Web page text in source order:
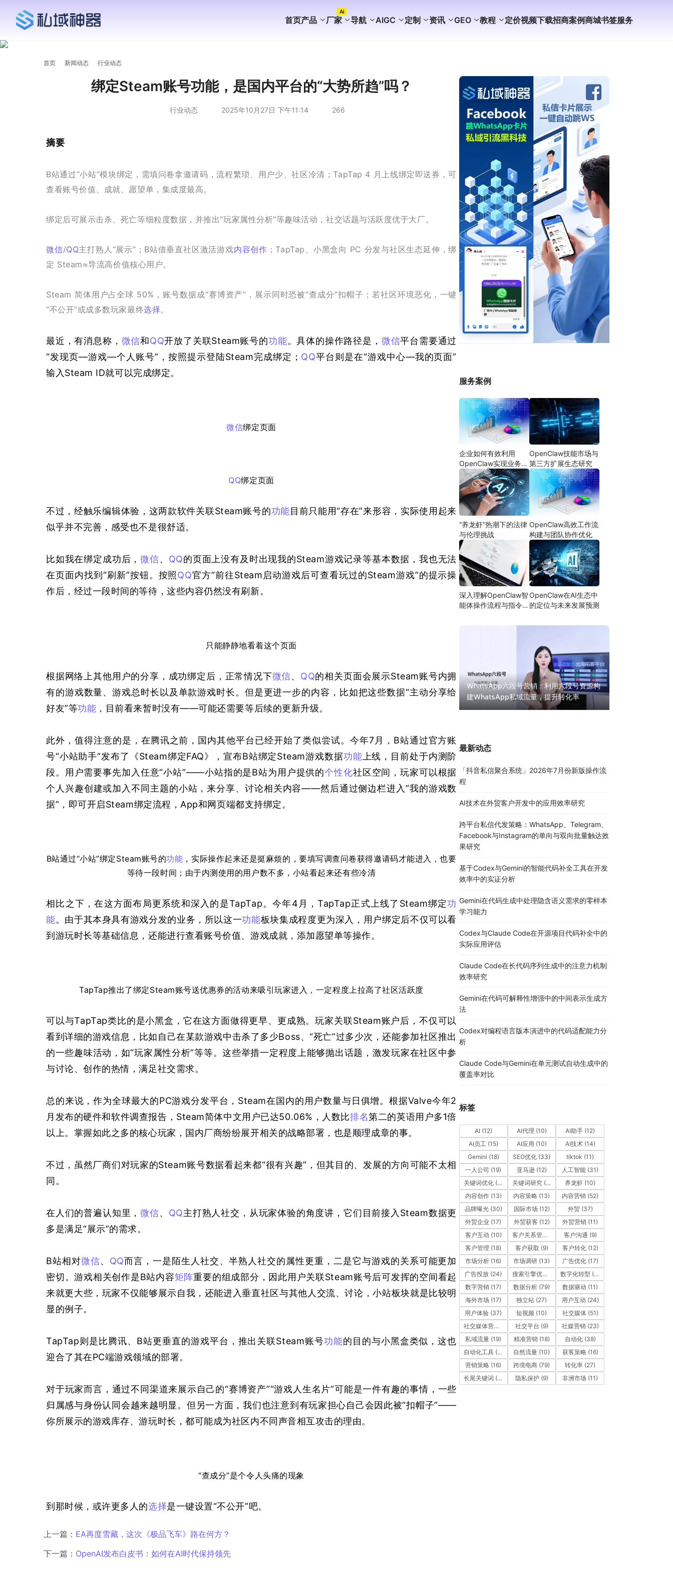
首页产品 厂家
Ai
导航 AIGC 定制 资讯 GEO 教程 定价视频下载招商案例商城书签服务
首页 新闻动态 行业动态
绑定Steam账号功能，是国内平台的“大势所趋”吗？
行业动态 2025年10月27日 下午11:14 266
摘要
B站通过“小站”模块绑定，需填问卷拿邀请码，流程繁琐、用户少、社区冷清；TapTap 4 月上线绑定即送券，可
查看账号价值、成就、愿望单，集成度最高。
绑定后可展示击杀、死亡等细粒度数据，并推出“玩家属性分析”等趣味活动，社交话题与活跃度优于大厂。
微信/QQ主打熟人“展示”；B站借垂直社区激活游戏内容创作 ；TapTap、小黑盒向 PC 分发与社区生态延伸，绑
定 Steam≈导流高价值核心用户。
Steam 简体用户占全球 50%，账号数据成“赛博资产”，展示同时恐被“查成分”扣帽子；若社区环境恶化，一键
“不公开”或成多数玩家最终选择。
最近，有消息称， 微信和QQ开放了关联Steam账号的功能。具体的操作路径是， 微信平台需要通过
“发现页—游戏—个人账号”，按照提示登陆Steam完成绑定； QQ平台则是在“游戏中心—我的页面”
输入Steam ID就可以完成绑定。
微信绑定页面
QQ绑定页面
不过，经触乐编辑体验，这两款软件关联Steam账号的功能目前只能用“存在”来形容，实际使用起来
似乎并不完善，感受也不是很舒适。
比如我在绑定成功后，微信、 QQ的页面上没有及时出现我的Steam游戏记录等基本数据，我也无法
在页面内找到“刷新”按钮。按照QQ官方“前往Steam启动游戏后可查看玩过的Steam游戏”的提示操
作后，经过一段时间的等待，这些内容仍然没有刷新。
只能静静地看着这个页面
根据网络上其他用户的分享，成功绑定后，正常情况下微信、 QQ的相关页面会展示Steam账号内拥
有的游戏数量、游戏总时长以及单款游戏时长。但是更进一步的内容，比如把这些数据“主动分享给
好友”等功能 ，目前看来暂时没有——可能还需要等后续的更新升级。
此外，值得注意的是，在腾讯之前，国内其他平台已经开始了类似尝试。今年7月，B站通过官方账
号“小站助手”发布了《Steam绑定FAQ》，宣布B站绑定Steam游戏数据功能 上线，目前处于内测阶
段。用户需要事先加入任意“小站”——小站指的是B站为用户提供的个性化社区空间，玩家可以根据
个人兴趣创建或加入不同主题的小站，来分享、讨论相关内容——然后通过侧边栏进入“我的游戏数
据”，即可开启Steam绑定流程，App和网页端都支持绑定。
B站通过“小站”绑定Steam账号的功能 ，实际操作起来还是挺麻烦的，要填写调查问卷获得邀请码才能进入，也要
等待一段时间；由于内测使用的用户数不多，小站看起来还有些冷清
相比之下，在这方面布局更系统和深入的是TapTap。今年4月，TapTap正式上线了Steam绑定功
能。由于其本身具有游戏分发的业务，所以这一功能板块集成程度更为深入，用户绑定后不仅可以看
到游玩时长等基础信息，还能进行查看账号价值、游戏成就，添加愿望单等操作。
TapTap推出了绑定Steam账号送优惠券的活动来吸引玩家进入，一定程度上拉高了社区活跃度
可以与TapTap类比的是小黑盒，它在这方面做得更早、更成熟。玩家关联Steam账户后，不仅可以
看到详细的游戏信息，比如自己在某款游戏中击杀了多少Boss、“死亡”过多少次，还能参加社区推出
的一些趣味活动，如“玩家属性分析”等等。这些举措一定程度上能够抛出话题，激发玩家在社区中参
与讨论、创作的热情，满足社交需求。
总的来说，作为全球最大的PC游戏分发平台，Steam在国内的用户数量与日俱增。根据Valve今年2
月发布的硬件和软件调查报告，Steam简体中文用户已达50.06%，人数比排名第二的英语用户多1倍
以上。掌握如此之多的核心玩家，国内厂商纷纷展开相关的战略部署，也是顺理成章的事。
不过，虽然厂商们对玩家的Steam账号数据看起来都“很有兴趣”，但其目的、发展的方向可能不太相
同。
在人们的普遍认知里，微信、 QQ主打熟人社交，从玩家体验的角度讲，它们目前接入Steam数据更
多是满足“展示”的需求。
B站相对微信、 QQ而言，一是陌生人社交、半熟人社交的属性更重，二是它与游戏的关系可能更加
密切。游戏相关创作是B站内容矩阵重要的组成部分，因此用户关联Steam账号后可发挥的空间看起
来就更大些，玩家不仅能够展示自我，还能进入垂直社区与其他人交流、讨论，小站板块就是比较明
显的例子。
TapTap则是比腾讯、B站更垂直的游戏平台，推出关联Steam账号功能的目的与小黑盒类似，这也
迎合了其在PC端游戏领域的部署。
对于玩家而言，通过不同渠道来展示自己的“赛博资产”“游戏人生名片”可能是一件有趣的事情，一些
归属感与身份认同会越来越明显。但另一方面，我们也注意到有玩家担心自己会因此被“扣帽子”——
你所展示的游戏库存、游玩时长，都可能成为社区内不同声音相互攻击的理由。
“查成分”是个令人头痛的现象
到那时候，或许更多人的选择是一键设置“不公开”吧。
上一篇： EA再度雪藏，这次《极品飞车》路在何方？
下一篇： OpenAI发布白皮书：如何在AI时代保持领先
服务案例
企业如何有效利用
OpenClaw实现业务自
动化
OpenClaw技能市场与
第三方扩展生态研究
“养龙虾”热潮下的法律
与伦理挑战
OpenClaw高效工作流
构建与团队协作优化
深入理解OpenClaw智
能体操作流程与指令设
OpenClaw在AI生态中
的定位与未来发展预测
WhatsApp六段号营销：利用六段号资源构
建WhatsApp私域流量，提升转化率
最新动态
「抖音私信聚合系统」2026年7月份新版操作流
程
AI技术在外贸客户开发中的应用效率研究
跨平台私信代发策略：WhatsApp、Telegram、
Facebook与Instagram的单向与双向批量触达效
果研究
基于Codex与Gemini的智能代码补全工具在开发
效率中的实证分析
Gemini在代码生成中处理隐含语义需求的零样本
学习能力
Codex与Claude Code在开源项目代码补全中的
实际应用评估
Claude Code在长代码序列生成中的注意力机制
效率研究
Gemini在代码可解释性增强中的中间表示生成方
法
Codex对编程语言版本演进中的代码适配能力分
析
Claude Code与Gemini在单元测试自动生成中的
覆盖率对比
标签
AI (12) AI代理 (10) AI助手 (12)
AI员工(15) AI应用 (10) AI技术(14)
Gemini (18) SEO优化 (33) tiktok (11)
一人公司 (19) 亚马逊(12) 人工智能 (31)
关键词优化 (10) 关键词研究(12) 养龙虾 (10)
内容创作(13) 内容策略 (13) 内容营销 (52)
品牌曝光(30) 国际市场 (12) 外贸(37)
外贸企业 (17) 外贸获客(12) 外贸营销 (11)
客户互动 (10) 客户关系管理 客户沟通 (9)
客户管理 (18) 客户获取 (9) 客户转化(12)
市场分析 (16) 市场调研 (13) 广告优化(17)
广告投放 (24) 搜索引擎优化 (41)数字化转型 (19)
数字营销 (17) 数据分析 (79) 数据驱动 (11)
海外市场 (17) 独立站 (27) 用户互动 (24)
用户体验 (37) 短视频 (10) 社交媒体(51)
社交媒体营销
社交平台 (9) 社媒营销(23)
私域流量 (19) 精准营销(18) 自动化(38)
自动化工具 (11) 自然流量 (10) 获客策略(16)
营销策略 (16) 跨境电商 (79) 转化率 (27)
长尾关键词 (12) 隐私保护(9) 非洲市场 (11)